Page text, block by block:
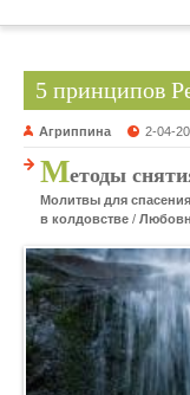
5 принципов
Агриппина 2-04-
Методы
Молитвы для
в колдовстве /